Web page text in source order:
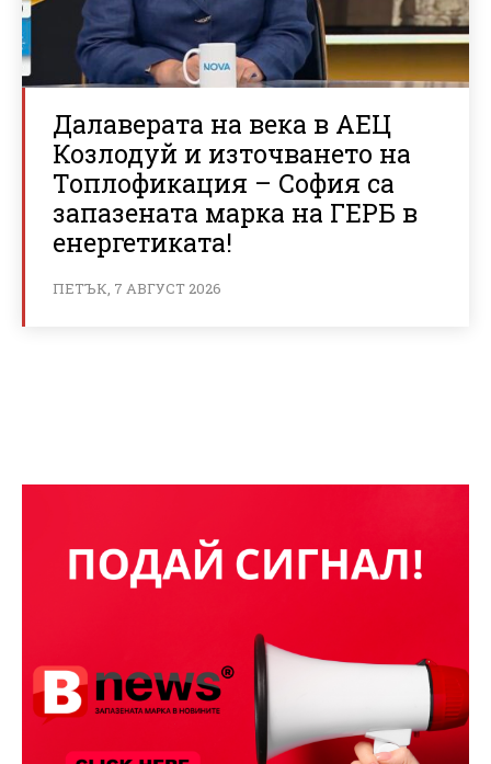
Далаверата на века в АЕЦ
Козлодуй и източването на
Топлофикация – София са
запазената марка на ГЕРБ в
енергетиката!
ПЕТЪК, 7 АВГУСТ 2026